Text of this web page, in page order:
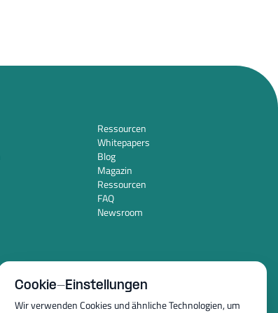
Ressourcen
Whitepapers
Blog
Magazin
Ressourcen
FAQ
Newsroom
Cookie-Einstellungen
Wir verwenden Cookies und ähnliche Technologien, um